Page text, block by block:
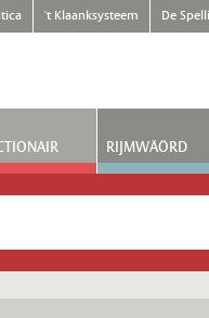
't Klaanksysteem De
RIJMWÄÖRD